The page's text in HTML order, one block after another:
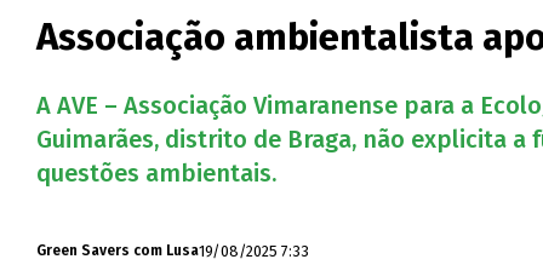
Associação ambientalista
A AVE – Associação Vimaranense para a
Guimarães, distrito de Braga, não explicita
questões ambientais.
Green Savers com Lusa19/08/2025 7:33